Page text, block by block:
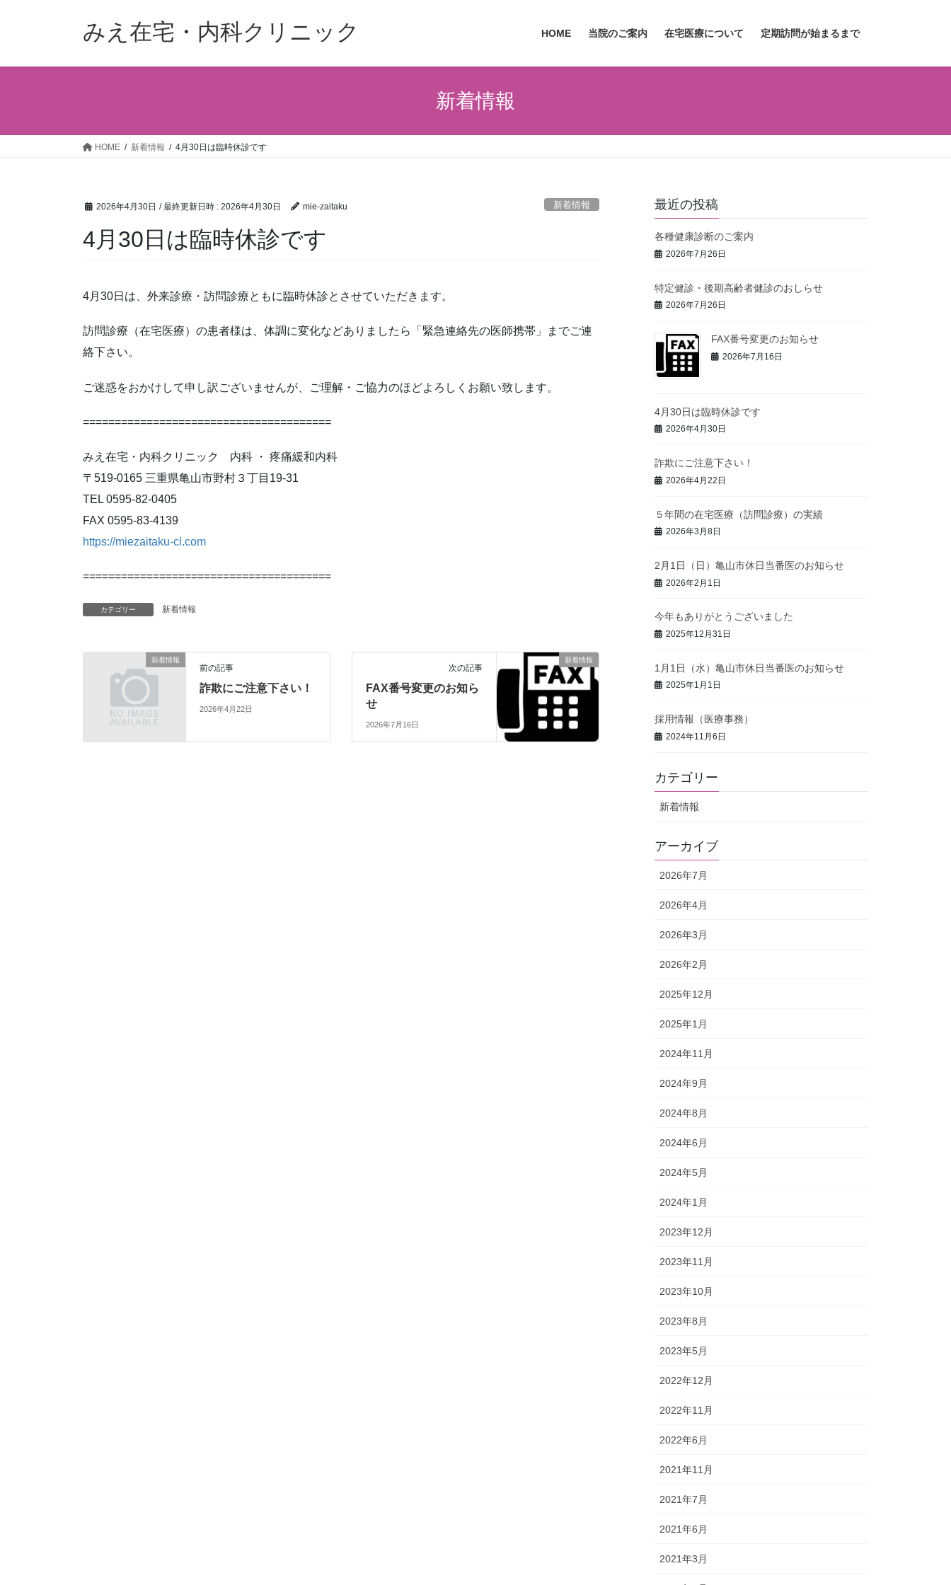
みえ在宅・内科クリニック HOME 当院のご案内 在宅医療について 定期訪問が始まるまで
新着情報
HOME 新着情報 4月30日は臨時休診です
2026年4月30日 / 最終更新日時 : 2026年4月30日 mie-zaitaku 新着情報
4月30日は臨時休診です
4月30日は、外来診療・訪問診療ともに臨時休診とさせていただきます。
訪問診療（在宅医療）の患者様は、体調に変化などありましたら「緊急連絡先の医師携帯」までご連
絡下さい。
ご迷惑をおかけして申し訳ございませんが、ご理解・ご協力のほどよろしくお願い致します。
=======================================
みえ在宅・内科クリニック 内科 ・ 疼痛緩和内科
〒519-0165 三重県亀山市野村３丁目19-31
TEL 0595-82-0405
FAX 0595-83-4139
https://miezaitaku-cl.com
=======================================
カテゴリー 新着情報
新着情報
前の記事
詐欺にご注意下さい！
2026年4月22日
新着情報
次の記事
FAX番号変更のお知ら
せ
2026年7月16日
最近の投稿
各種健康診断のご案内
2026年7月26日
特定健診・後期高齢者健診のおしらせ
2026年7月26日
FAX番号変更のお知らせ
2026年7月16日
4月30日は臨時休診です
2026年4月30日
詐欺にご注意下さい！
2026年4月22日
５年間の在宅医療（訪問診療）の実績
2026年3月8日
2月1日（日）亀山市休日当番医のお知らせ
2026年2月1日
今年もありがとうございました
2025年12月31日
1月1日（水）亀山市休日当番医のお知らせ
2025年1月1日
採用情報（医療事務）
2024年11月6日
カテゴリー
新着情報
アーカイブ
2026年7月
2026年4月
2026年3月
2026年2月
2025年12月
2025年1月
2024年11月
2024年9月
2024年8月
2024年6月
2024年5月
2024年1月
2023年12月
2023年11月
2023年10月
2023年8月
2023年5月
2022年12月
2022年11月
2022年6月
2021年11月
2021年7月
2021年6月
2021年3月